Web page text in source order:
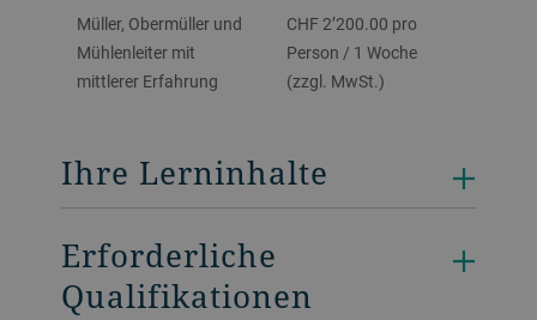
Müller, Obermüller und
Mühlenleiter mit
mittlerer Erfahrung
CHF 2’200.00 pro
Person / 1 Woche
(zzgl. MwSt.)
Ihre Lerninhalte
Erforderliche
Qualifikationen